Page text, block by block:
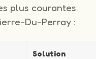
plus courantes
Du-Perray :
Solution